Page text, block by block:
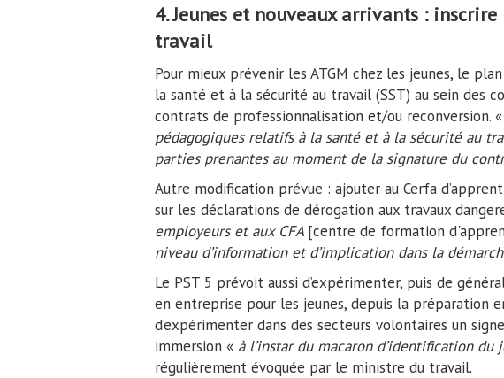
4. Jeunes et nouveaux arrivants : inscrire
travail
Pour mieux prévenir les ATGM chez les jeunes, le
la santé et à la sécurité au travail (SST) au sein des
contrats de professionnalisation et/ou reconversion. «
pédagogiques relatifs à la santé et à la sécurité au
parties prenantes au moment de la signature du
Autre modification prévue : ajouter au Cerfa
sur les déclarations de dérogation aux travaux
employeurs et aux CFA [centre de formation
niveau d’information et d’implication dans la
Le PST 5 prévoit aussi d’expérimenter, puis de
en entreprise pour les jeunes, depuis la préparation
d’expérimenter dans des secteurs volontaires un
immersion « à l’instar du macaron d’identification du
régulièrement évoquée par le ministre du travail.